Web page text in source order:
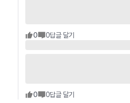
0 0답글 달기
0 0답글 달기